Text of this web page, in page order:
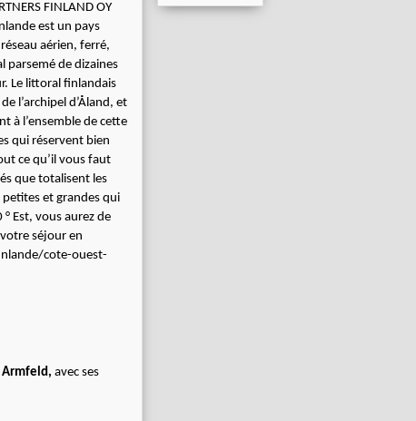
FINLAND OY
est un pays
aérien, ferré,
parsemé de dizaines
Le littoral finlandais
l’archipel d’Åland, et
à l’ensemble de cette
qui réservent bien
ce qu’il vous faut
que totalisent les
et grandes qui
Est, vous aurez de
séjour en
cote-ouest-
Armfeld, avec ses